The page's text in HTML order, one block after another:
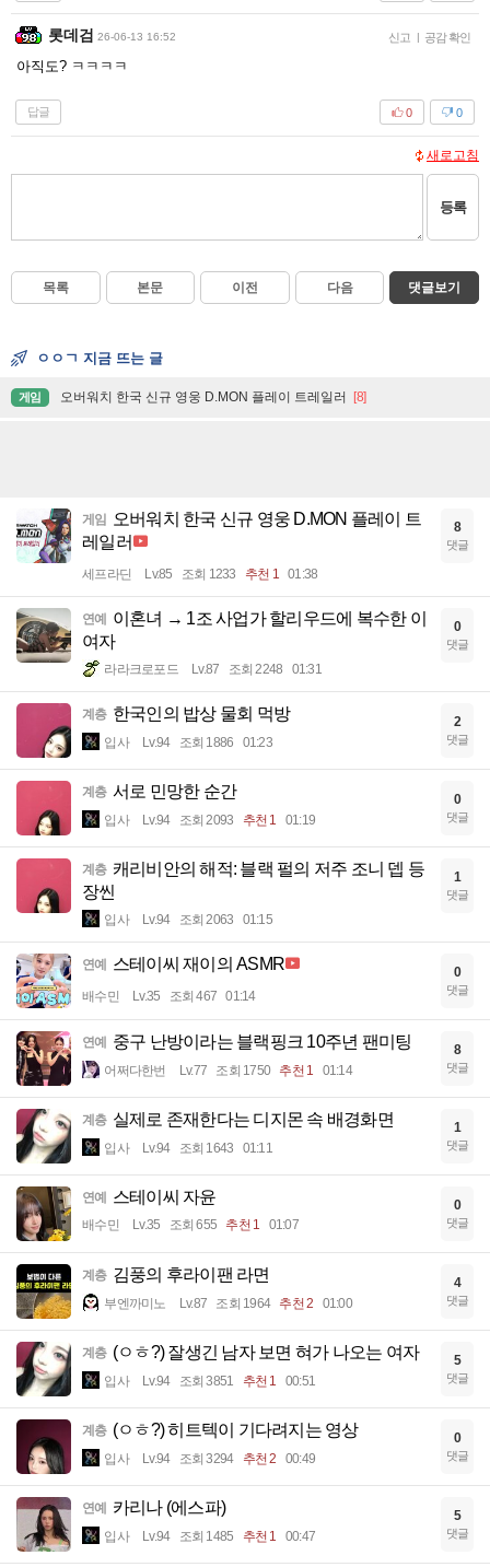
롯데검 26-06-13 16:52 신고 | 공감 확인
아직도? ㅋㅋㅋㅋ
답글 0
0
새로고침
등록
목록 본문 이전 다음 댓글보기
ㅇㅇㄱ 지금 뜨는 글
게임 오버워치 한국 신규 영웅 D.MON 플레이 트레일러 [8]
게임
오버워치 한국 신규 영웅 D.MON 플레이 트
레일러
세프라딘 Lv.85 조회 1233 추천 1 01:38
8
댓글
연예
이혼녀 → 1조 사업가 할리우드에 복수한 이
여자
라라크로포드 Lv.87 조회 2248 01:31
0
댓글
계층 한국인의 밥상 물회 먹방
입사 Lv.94 조회 1886 01:23
2
댓글
계층 서로 민망한 순간
입사 Lv.94 조회 2093 추천 1 01:19
0
댓글
계층 캐리비안의 해적: 블랙 펄의 저주 조니 뎁 등
장씬
입사 Lv.94 조회 2063 01:15
1
댓글
연예 스테이씨 재이의 ASMR
배수민 Lv.35 조회 467 01:14
0
댓글
연예 중구 난방이라는 블랙핑크 10주년 팬미팅
어쩌다한번 Lv.77 조회 1750 추천 1 01:14
8
댓글
계층 실제로 존재한다는 디지몬 속 배경화면
입사 Lv.94 조회 1643 01:11
1
댓글
연예 스테이씨 자윤
배수민 Lv.35 조회 655 추천 1 01:07
0
댓글
계층 김풍의 후라이팬 라면
부엔까미노 Lv.87 조회 1964 추천 2 01:00
4
댓글
계층 (ㅇㅎ?) 잘생긴 남자 보면 혀가 나오는 여자
입사 Lv.94 조회 3851 추천 1 00:51
5
댓글
계층 (ㅇㅎ?) 히트텍이 기다려지는 영상
입사 Lv.94 조회 3294 추천 2 00:49
0
댓글
연예 카리나 (에스파)
입사 Lv.94 조회 1485 추천 1 00:47
5
댓글